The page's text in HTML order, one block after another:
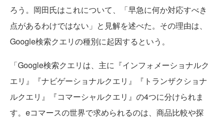
ろう。岡田氏はこれについて、「早急に何か対応すべき
点があるわけではない」と見解を述べた。その理由は、
Google検索クエリの種別に起因するという。
「Google検索クエリは、主に『インフォメーショナルク
エリ』『ナビゲーショナルクエリ』『トランザクショナ
ルクエリ』『コマーシャルクエリ』の4つに分けられま
す。eコマースの世界で求められるのは、商品比較や探